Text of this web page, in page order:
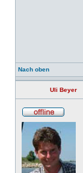
Nach oben
Uli Beyer